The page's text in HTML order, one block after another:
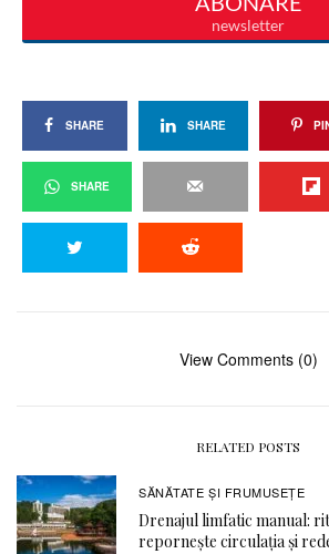
SHARE SHARE
SHARE
View Comments (0)
RELATED POSTS
SĂNĂTATE ŞI FRUMUSEȚE
Drenajul limfatic manual:
repornește circulația și